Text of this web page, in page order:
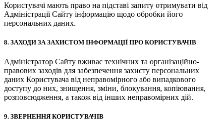
Користувачі мають право на підставі запиту отримувати від
Адміністрації Сайту інформацію щодо обробки його
персональних даних.
8. ЗАХОДИ ЗА ЗАХИСТОМ ІНФОРМАЦІЇ ПРО КОРИСТУВАЧІВ
Адміністратор Сайту вживає технічних та організаційно-
правових заходів для забезпечення захисту персональних
даних Користувача від неправомірного або випадкового
доступу до них, знищення, зміни, блокування, копіювання,
розповсюдження, а також від інших неправомірних дій.
9. ЗВЕРНЕННЯ КОРИСТУВАЧІВ